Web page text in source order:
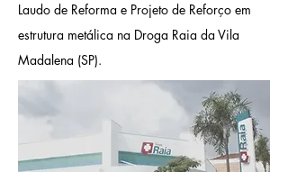
Laudo de Reforma e Projeto de Reforço em
estrutura metálica na Droga Raia da Vila
Madalena (SP).